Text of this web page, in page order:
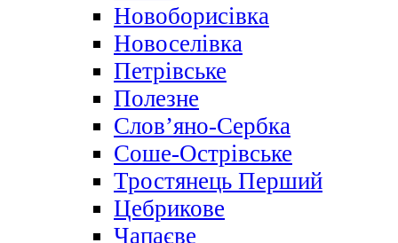
Новоборисівка
Новоселівка
Петрівське
Полезне
Слов’яно-Сербка
Соше-Острівське
Тростянець Перший
Цебрикове
Чапаєве